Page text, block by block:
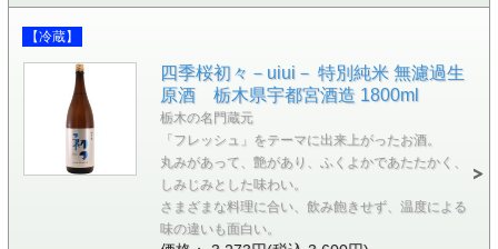
【冷蔵】
四季桜初々－uiui－ 特別純米 無濾過生
原酒 栃木県宇都宮酒造 1800ml
栃木の名門蔵元
「フレッシュ」をテーマに出来上がったお酒。
丸みがあって、艶があり、ふくよかであたたかく、
しみじみとした味わい。
さまざまな料理に合い、飲み飽きせず、温度による
味の違いも面白い。